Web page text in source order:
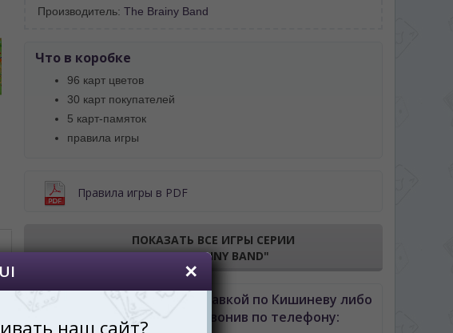
Производитель: The Brainy Band
Что в коробке
96 карт цветов
30 карт покупателей
5 карт-памяток
правила игры
Правила игры в PDF
ПОКАЗАТЬ ВСЕ ИГРЫ СЕРИИ
"THE BRAINY BAND"
Купить Цветариум с доставкой по Кишиневу либо
Молдове можно позвонив по телефону: